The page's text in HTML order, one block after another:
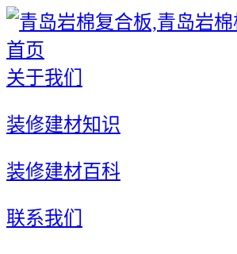
首页
关于我们
装修建材知识
装修建材百科
联系我们